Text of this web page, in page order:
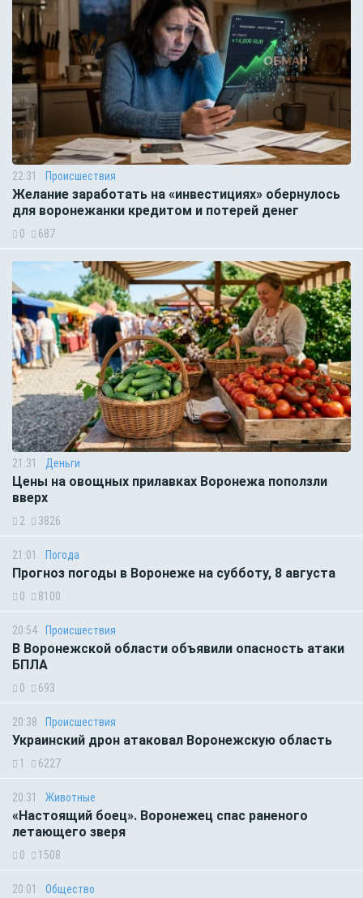
22:31 Происшествия
Желание заработать на «инвестициях» обернулось
для воронежанки кредитом и потерей денег
0 687
21:31 Деньги
Цены на овощных прилавках Воронежа поползли
вверх
2 3826
21:01 Погода
Прогноз погоды в Воронеже на субботу, 8 августа
0 8100
20:54 Происшествия
В Воронежской области объявили опасность атаки
БПЛА
0 693
20:38 Происшествия
Украинский дрон атаковал Воронежскую область
1 6227
20:31 Животные
«Настоящий боец». Воронежец спас раненого
летающего зверя
0 1508
20:01 Общество